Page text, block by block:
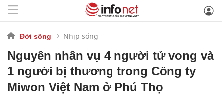
Đời sống Nhịp sống
Nguyên nhân vụ 4 người tử vong và
1 người bị thương trong Công ty
Miwon Việt Nam ở Phú Thọ